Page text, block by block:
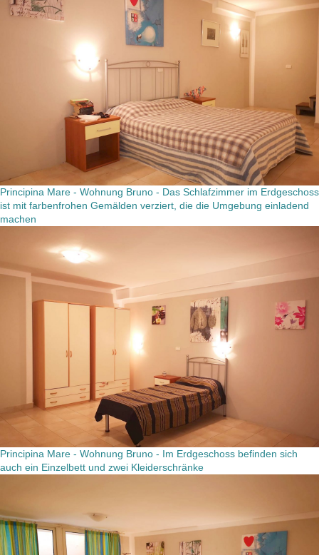
Principina Mare - Wohnung Bruno - Das Schlafzimmer im Erdgeschoss
ist mit farbenfrohen Gemälden verziert, die die Umgebung einladend
machen
Principina Mare - Wohnung Bruno - Im Erdgeschoss befinden sich
auch ein Einzelbett und zwei Kleiderschränke